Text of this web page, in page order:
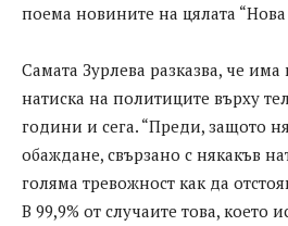
поема новините на цялата
Самата Зурлева разказва, че има
натиска на политиците върху
години и сега. “Преди, защото
обаждане, свързано с някакъв
голяма тревожност как да
В 99,9% от случаите това, което